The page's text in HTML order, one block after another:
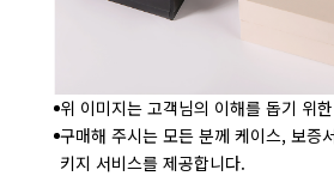
위 이미지는 고객님의 이해를 돕기 위
구매해 주시는 모든 분께 케이스, 보증
키지 서비스를 제공합니다.